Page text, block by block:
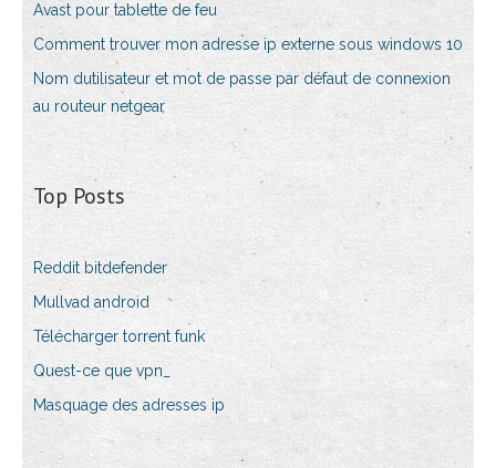
Avast pour tablette de feu
Comment trouver mon adresse ip externe sous windows 10
Nom dutilisateur et mot de passe par défaut de connexion
au routeur netgear
Top Posts
Reddit bitdefender
Mullvad android
Télécharger torrent funk
Quest-ce que vpn_
Masquage des adresses ip